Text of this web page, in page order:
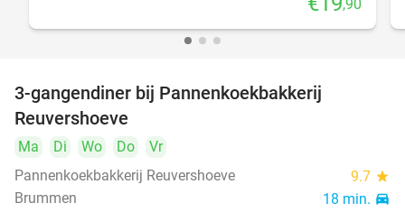
,90
DAY
FULL
3-gangendiner bij Pannenkoekbakkerij
Reuvershoeve
Ma Di Wo Do
Vr
Pannenkoekbakkerij Reuvershoeve
9.7 star
Brummen 18 min. directions_car